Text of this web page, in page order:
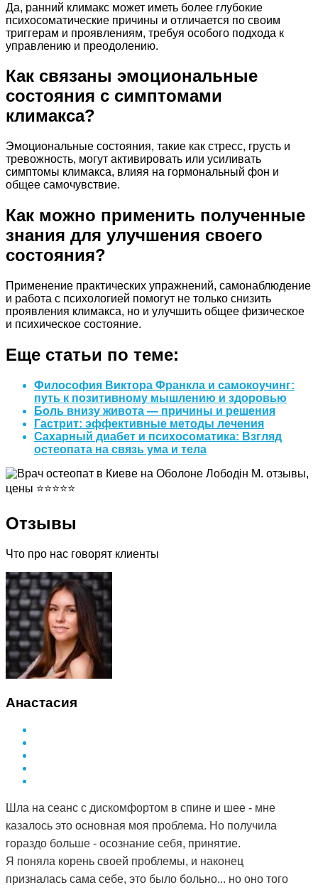
Да, ранний климакс может иметь более глубокие
психосоматические причины и отличается по своим
триггерам и проявлениям, требуя особого подхода к
управлению и преодолению.
Как связаны эмоциональные
состояния с симптомами
климакса?
Эмоциональные состояния, такие как стресс, грусть и
тревожность, могут активировать или усиливать
симптомы климакса, влияя на гормональный фон и
общее самочувствие.
Как можно применить полученные
знания для улучшения своего
состояния?
Применение практических упражнений, самонаблюдение
и работа с психологией помогут не только снизить
проявления климакса, но и улучшить общее физическое
и психическое состояние.
Еще статьи по теме:
Философия Виктора Франкла и самокоучинг:
путь к позитивному мышлению и здоровью
Боль внизу живота — причины и решения
Гастрит: эффективные методы лечения
Сахарный диабет и психосоматика: Взгляд
остеопата на связь ума и тела
Отзывы
Что про нас говорят клиенты
Анастасия
Шла на сеанс с дискомфортом в спине и шее - мне
казалось это основная моя проблема. Но получила
гораздо больше - осознание себя, принятие.
Я поняла корень своей проблемы, и наконец
призналась сама себе, это было больно... но оно того